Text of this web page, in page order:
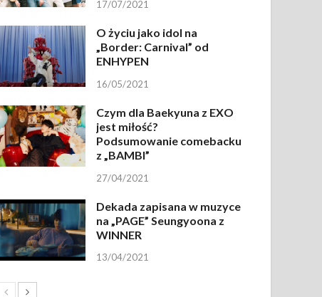
17/07/2021
O życiu jako idol na
„Border: Carnival” od
ENHYPEN
16/05/2021
Czym dla Baekyuna z EXO
jest miłość?
Podsumowanie comebacku
z „BAMBI”
27/04/2021
Dekada zapisana w muzyce
na „PAGE” Seungyoona z
WINNER
13/04/2021